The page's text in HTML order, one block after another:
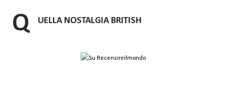
Q UELLA NOSTALGIA BRITISH